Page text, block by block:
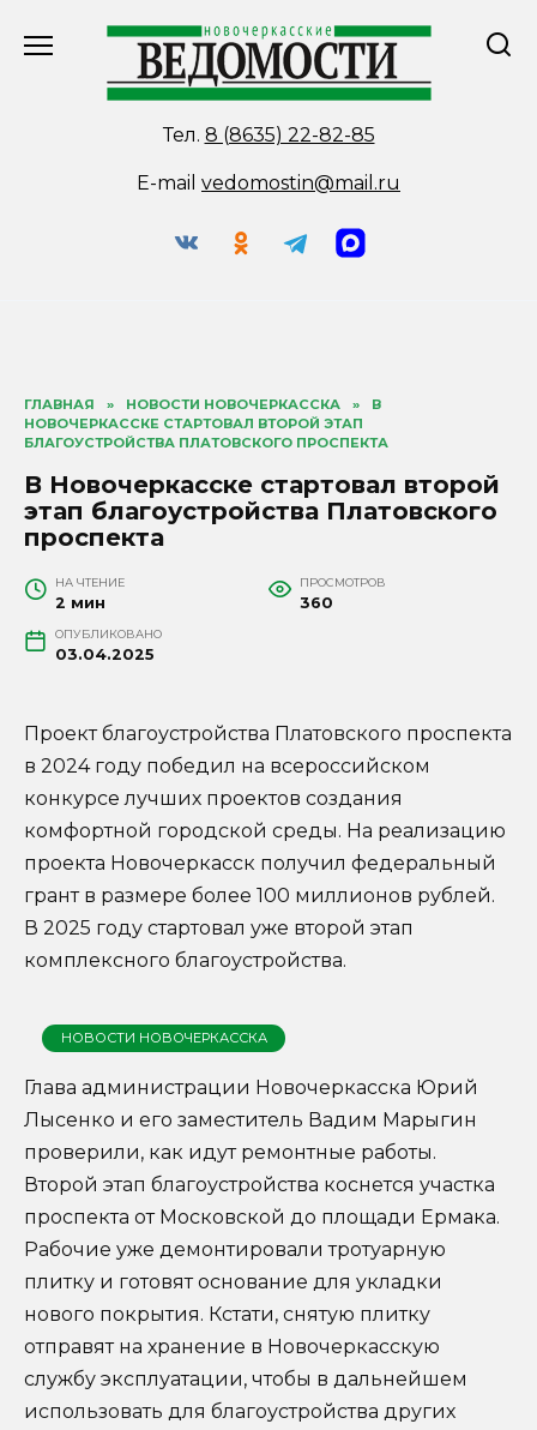
Тел. 8 (8635) 22-82-85
E-mail vedomostin@mail.ru
ГЛАВНАЯ » НОВОСТИ НОВОЧЕРКАССКА »
В
НОВОЧЕРКАССКЕ СТАРТОВАЛ ВТОРОЙ ЭТАП
БЛАГОУСТРОЙСТВА ПЛАТОВСКОГО ПРОСПЕКТА
В Новочеркасске стартовал второй
этап благоустройства Платовского
проспекта
НА ЧТЕНИЕ
2 мин
ПРОСМОТРОВ
360
ОПУБЛИКОВАНО
03.04.2025
Проект благоустройства Платовского проспекта
в 2024 году победил на всероссийском
конкурсе лучших проектов создания
комфортной городской среды. На реализацию
проекта Новочеркасск получил федеральный
грант в размере более 100 миллионов рублей.
В 2025 году стартовал уже второй этап
комплексного благоустройства.
НОВОСТИ НОВОЧЕРКАССКА
Глава администрации Новочеркасска Юрий
Лысенко и его заместитель Вадим Марыгин
проверили, как идут ремонтные работы.
Второй этап благоустройства коснется участка
проспекта от Московской до площади Ермака.
Рабочие уже демонтировали тротуарную
плитку и готовят основание для укладки
нового покрытия. Кстати, снятую плитку
отправят на хранение в Новочеркасскую
службу эксплуатации, чтобы в дальнейшем
использовать для благоустройства других